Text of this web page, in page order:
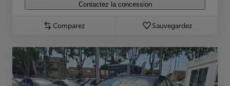
Contactez la concession
Comparez Sauvegardez